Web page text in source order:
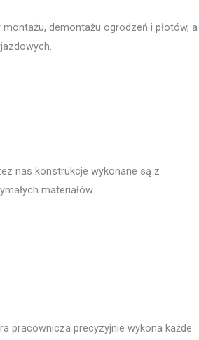
demontażu ogrodzeń i płotów, a
nas konstrukcje wykonane są z
materiałów.
pracownicza precyzyjnie wykona każde